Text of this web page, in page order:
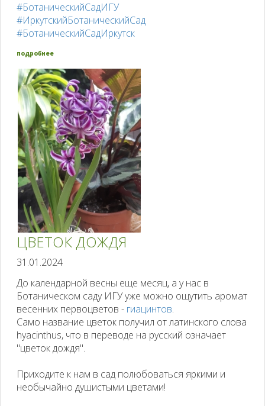
#БотаническийСадИГУ
#ИркутскийБотаническийСад
#БотаническийСадИркутск
подробнее
ЦВЕТОК ДОЖДЯ
31.01.2024
До календарной весны еще месяц, а у нас в
Ботаническом саду ИГУ уже можно ощутить аромат
весенних первоцветов - гиацинтов.
Само название цветок получил от латинского слова
hyacinthus, что в переводе на русский означает
"цветок дождя".
Приходите к нам в сад полюбоваться яркими и
необычайно душистыми цветами!